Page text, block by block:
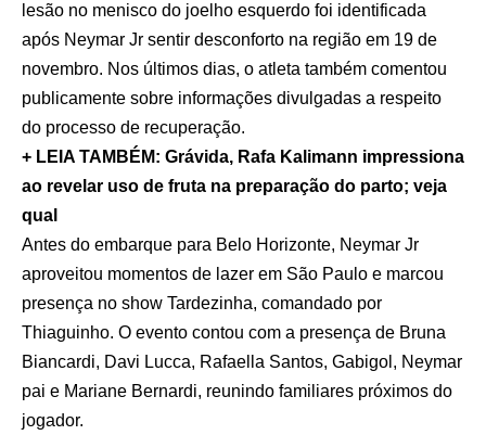
lesão no menisco do joelho esquerdo foi identificada
após Neymar Jr sentir desconforto na região em 19 de
novembro. Nos últimos dias, o atleta também comentou
publicamente sobre informações divulgadas a respeito
do processo de recuperação.
+ LEIA TAMBÉM: Grávida, Rafa Kalimann impressiona
ao revelar uso de fruta na preparação do parto; veja
qual
Antes do embarque para Belo Horizonte, Neymar Jr
aproveitou momentos de lazer em São Paulo e marcou
presença no show Tardezinha, comandado por
Thiaguinho. O evento contou com a presença de Bruna
Biancardi, Davi Lucca, Rafaella Santos, Gabigol, Neymar
pai e Mariane Bernardi, reunindo familiares próximos do
jogador.